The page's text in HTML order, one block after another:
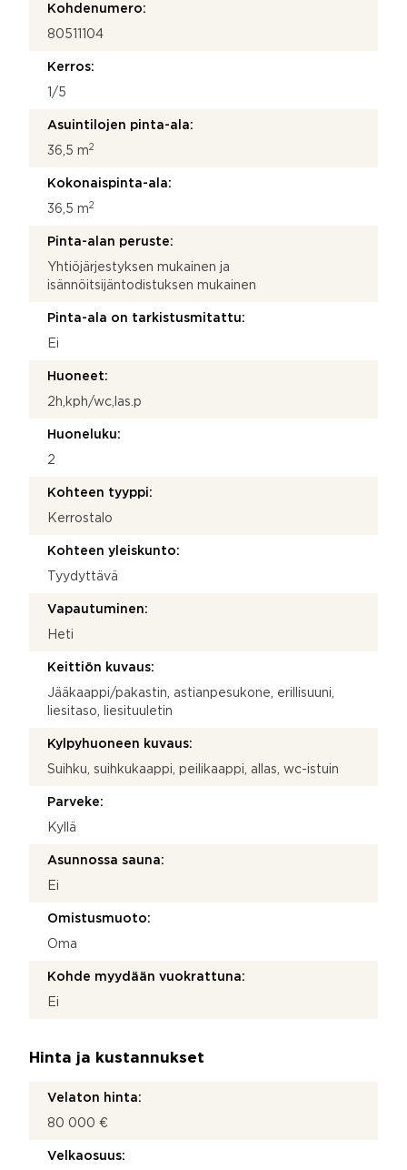
Kohdenumero:
80511104
Kerros:
1/5
Asuintilojen pinta-ala:
36,5 m2
Kokonaispinta-ala:
36,5 m2
Pinta-alan peruste:
Yhtiöjärjestyksen mukainen ja
isännöitsijäntodistuksen mukainen
Pinta-ala on tarkistusmitattu:
Ei
Huoneet:
2h,kph/wc,las.p
Huoneluku:
2
Kohteen tyyppi:
Kerrostalo
Kohteen yleiskunto:
Tyydyttävä
Vapautuminen:
Heti
Keittiön kuvaus:
Jääkaappi/pakastin, astianpesukone, erillisuuni,
liesitaso, liesituuletin
Kylpyhuoneen kuvaus:
Suihku, suihkukaappi, peilikaappi, allas, wc-istuin
Parveke:
Kyllä
Asunnossa sauna:
Ei
Omistusmuoto:
Oma
Kohde myydään vuokrattuna:
Ei
Hinta ja kustannukset
Velaton hinta:
80 000 €
Velkaosuus: